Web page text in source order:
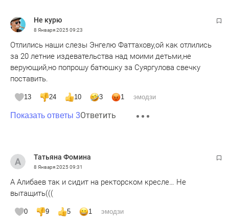
Не курю
8 Января 202509:23
Отлились наши слезы Энгелю Фаттахову,ой как отлились
за 20 летние издевательства над моими детьми,не
верующий,но попрошу батюшку за Суяргулова свечку
поставить.
13 24 10 3 1 эмодзи
Показать ответы 3Ответить
Татьяна Фомина
8 Января 202509:31
А Алибаев так и сидит на ректорском кресле… Не
вытащить(((
0 9 5 1 эмодзи